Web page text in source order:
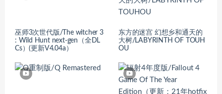
巫师3次世代版/The witcher 3
: Wild Hunt next-gen（全DL
Cs）(更新V4.04a）
东方的迷宫 幻想乡和通天的
大树/LABYRINTH OF TOUH
OU